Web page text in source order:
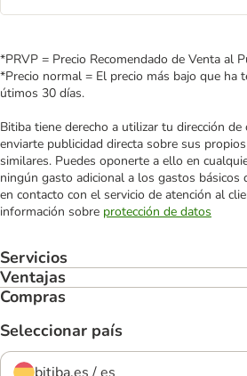
*PRVP = Precio Recomendado de Venta al
*Precio normal = El precio más bajo que ha
útimos 30 días.
Bitiba tiene derecho a utilizar tu dirección
enviarte publicidad directa sobre sus
similares. Puedes oponerte a ello en
ningún gasto adicional a los gastos básicos
en contacto con el servicio de atención al
información sobre protección de datos
Servicios
Ventajas
Compras
Seleccionar país